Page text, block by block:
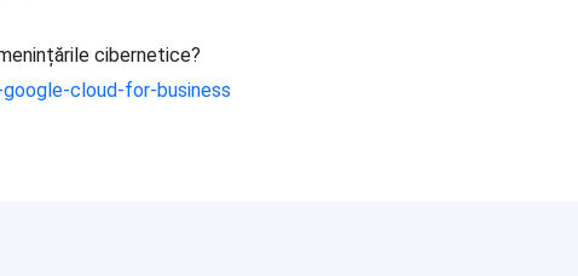
cibernetice?
cloud-for-business